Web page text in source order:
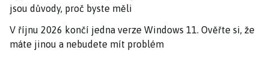
jsou důvody, proč byste měli
V říjnu 2026 končí jedna verze Windows 11. Ověřte si, že
máte jinou a nebudete mít problém